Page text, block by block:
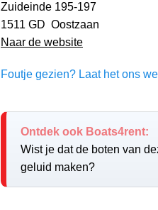
Zuideinde 195-197
1511 GD Oostzaan
Naar de website
Foutje gezien? Laat het ons
Ontdek ook Boats4rent:
Wist je dat de boten van
geluid maken?